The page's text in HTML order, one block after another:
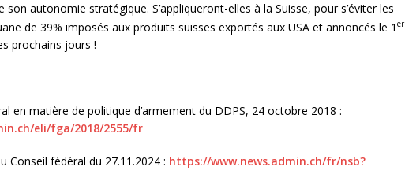
autonomie stratégique. S’appliqueront-elles à la Suisse, pour s’éviter les
de 39% imposés aux produits suisses exportés aux USA et annoncés le 1 er
prochains jours !
en matière de politique d’armement du DDPS, 24 octobre 2018 :
eli/fga/2018/2555/fr
Conseil fédéral du 27.11.2024 : https://www.news.admin.ch/fr/nsb?